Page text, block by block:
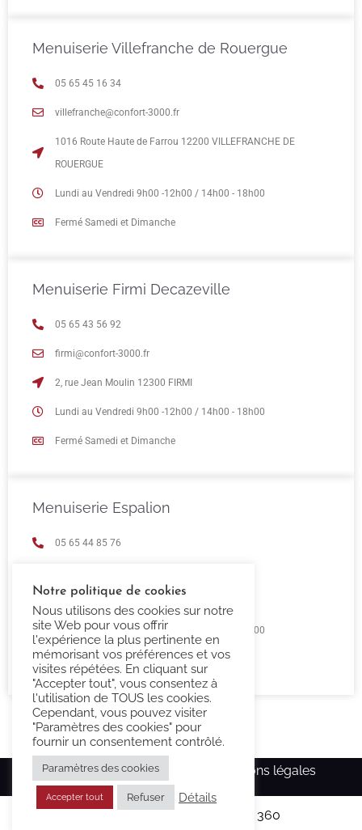
Menuiserie Villefranche de Rouergue
05 65 45 16 34
villefranche@confort-3000.fr
1016 Route Haute de Farrou 12200 VILLEFRANCHE DE
ROUERGUE
Lundi au Vendredi 9h00 -12h00 / 14h00 - 18h00
Fermé Samedi et Dimanche
Menuiserie Firmi Decazeville
05 65 43 56 92
firmi@confort-3000.fr
2, rue Jean Moulin 12300 FIRMI
Lundi au Vendredi 9h00 -12h00 / 14h00 - 18h00
Fermé Samedi et Dimanche
Menuiserie Espalion
05 65 44 85 76
23 Boulevard de Guizard 12500 Espalion
Lundi au Vendredi 9h00 -12h00 / 14h00 - 18h00
Fermé Samedi et Dimanche
Copyright Confort-3000.fr – Mentions légales
Réalisé par l’agence Ma Com 360
Notre politique de cookies
Nous utilisons des cookies sur notre
site Web pour vous offrir
l'expérience la plus pertinente en
mémorisant vos préférences et vos
visites répétées. En cliquant sur
"Accepter tout", vous consentez à
l'utilisation de TOUS les cookies.
Cependant, vous pouvez visiter
"Paramètres des cookies" pour
fournir un consentement contrôlé.
Paramètres des cookies
Accepter tout Refuser Détails